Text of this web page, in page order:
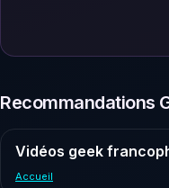
Recommandations
Vidéos geek
Accueil